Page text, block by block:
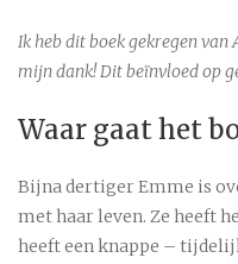
Ik heb dit boek gekregen
mijn dank! Dit beïnvloed op
Waar gaat het
Bijna dertiger Emme is
met haar leven. Ze heeft
heeft een knappe –